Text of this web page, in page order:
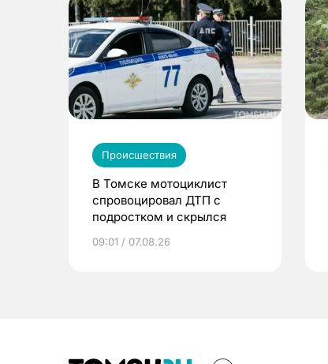
Происшествия
В Томске мотоциклист
спровоцировал ДТП с
подростком и скрылся
09:01 / 07.08.26